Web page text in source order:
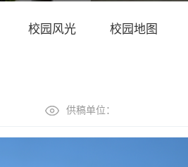
校园风光 校园地图
供稿单位：